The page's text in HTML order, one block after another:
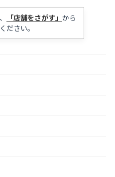
「店舗をさがす」 から
ださい。